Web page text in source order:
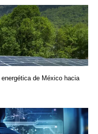
de México hacia